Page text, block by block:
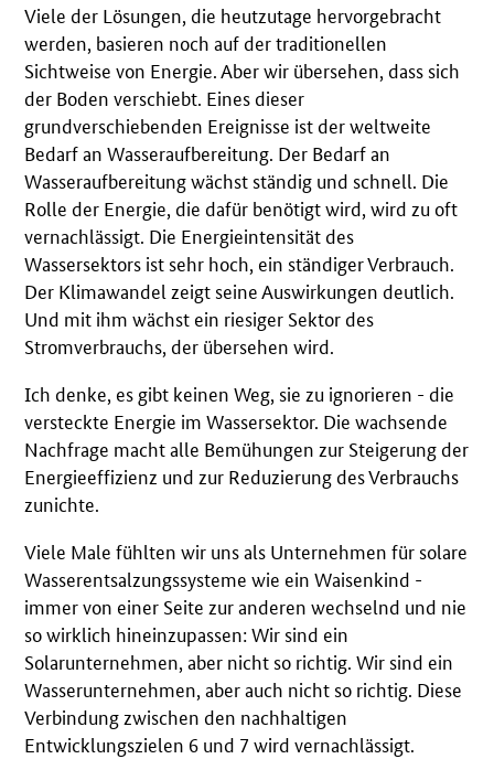
Viele der Lösungen, die heutzutage hervorgebracht
werden, basieren noch auf der traditionellen
Sichtweise von Energie. Aber wir übersehen, dass sich
der Boden verschiebt. Eines dieser
grundverschiebenden Ereignisse ist der weltweite
Bedarf an Wasseraufbereitung. Der Bedarf an
Wasseraufbereitung wächst ständig und schnell. Die
Rolle der Energie, die dafür benötigt wird, wird zu oft
vernachlässigt. Die Energieintensität des
Wassersektors ist sehr hoch, ein ständiger Verbrauch.
Der Klimawandel zeigt seine Auswirkungen deutlich.
Und mit ihm wächst ein riesiger Sektor des
Stromverbrauchs, der übersehen wird.
Ich denke, es gibt keinen Weg, sie zu ignorieren - die
versteckte Energie im Wassersektor. Die wachsende
Nachfrage macht alle Bemühungen zur Steigerung der
Energieeffizienz und zur Reduzierung des Verbrauchs
zunichte.
Viele Male fühlten wir uns als Unternehmen für solare
Wasserentsalzungssysteme wie ein Waisenkind -
immer von einer Seite zur anderen wechselnd und nie
so wirklich hineinzupassen: Wir sind ein
Solarunternehmen, aber nicht so richtig. Wir sind ein
Wasserunternehmen, aber auch nicht so richtig. Diese
Verbindung zwischen den nachhaltigen
Entwicklungszielen 6 und 7 wird vernachlässigt.